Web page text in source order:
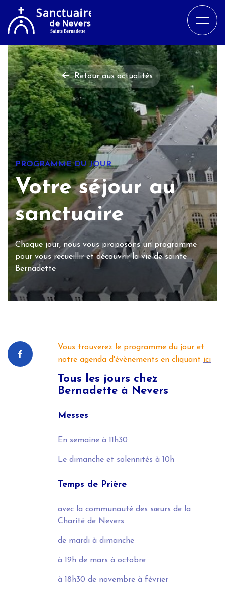
Retour aux actualités
PROGRAMME DU JOUR
Votre séjour au
sanctuaire
Chaque jour, nous vous proposons un programme
pour vous recueillir et découvrir la vie de sainte
Bernadette
Vous trouverez le programme du jour et
notre agenda d'évènements en cliquant ici
Tous les jours chez
Bernadette à Nevers
Messes
En semaine à 11h30
Le dimanche et solennités à 10h
Temps de Prière
avec la communauté des sœurs de la
Charité de Nevers
de mardi à dimanche
à 19h de mars à octobre
à 18h30 de novembre à février